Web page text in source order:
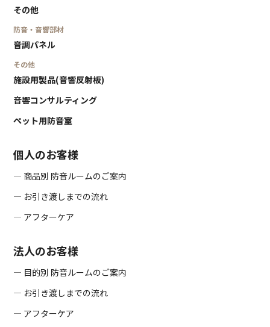
その他
防音・音響部材
音調パネル
その他
施設用製品(音響反射板)
音響コンサルティング
ペット用防音室
個人のお客様
― 商品別 防音ルームのご案内
― お引き渡しまでの流れ
― アフターケア
法人のお客様
― 目的別 防音ルームのご案内
― お引き渡しまでの流れ
― アフターケア